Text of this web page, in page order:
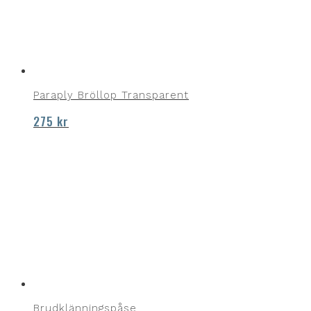
Paraply Bröllop Transparent
275 kr
Brudklänningspåse